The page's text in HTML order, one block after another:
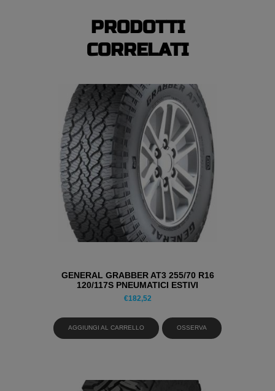
PRODOTTI
CORRELATI
GENERAL GRABBER AT3 255/70 R16
120/117S PNEUMATICI ESTIVI
€182,52
AGGIUNGI AL CARRELLO OSSERVA